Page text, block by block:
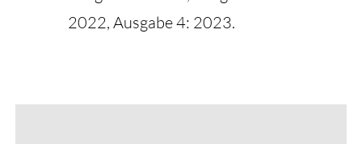
2022, Ausgabe 4: 2023.